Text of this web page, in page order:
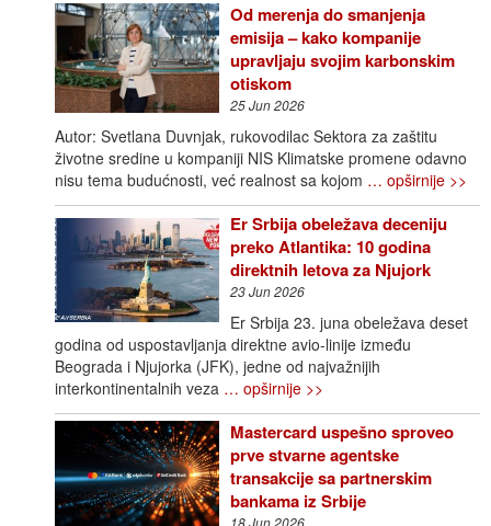
Od merenja do smanjenja
emisija – kako kompanije
upravljaju svojim karbonskim
otiskom
25 Jun 2026
Autor: Svetlana Duvnjak, rukovodilac Sektora za zaštitu
životne sredine u kompaniji NIS Klimatske promene odavno
nisu tema budućnosti, već realnost sa kojom … opširnije >>
Er Srbija obeležava deceniju
preko Atlantika: 10 godina
direktnih letova za Njujork
23 Jun 2026
Er Srbija 23. juna obeležava deset
godina od uspostavljanja direktne avio-linije između
Beograda i Njujorka (JFK), jedne od najvažnijih
interkontinentalnih veza … opširnije >>
Mastercard uspešno sproveo
prve stvarne agentske
transakcije sa partnerskim
bankama iz Srbije
18 Jun 2026